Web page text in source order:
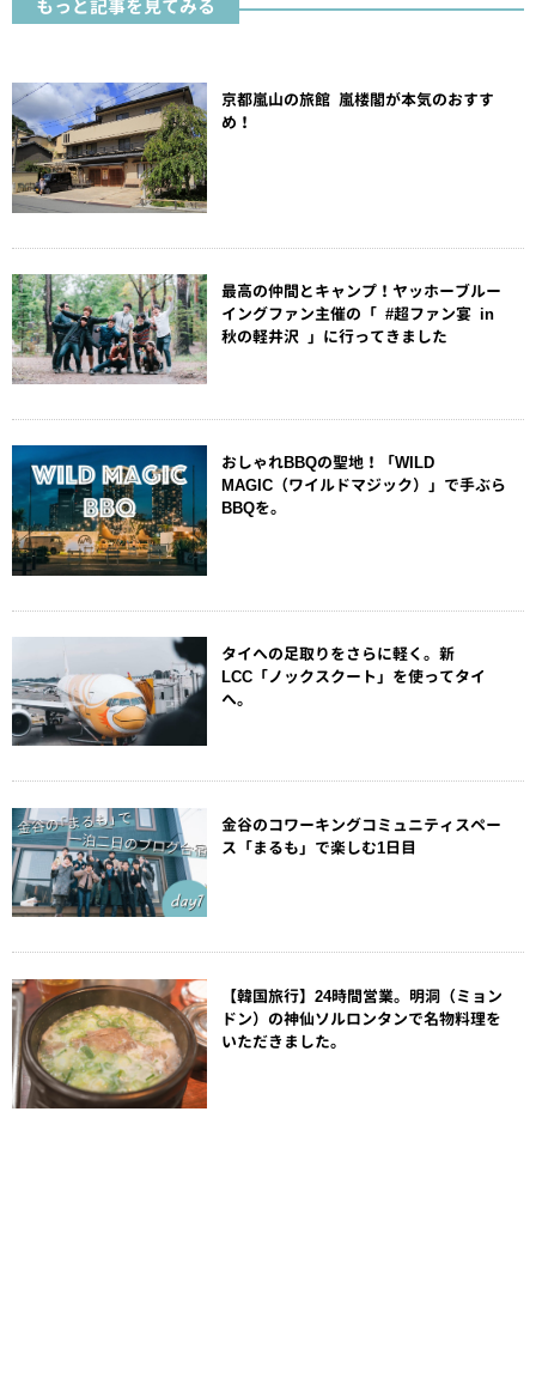
もっと記事を見てみる
京都嵐山の旅館 嵐楼閣が本気のおすす
め！
最高の仲間とキャンプ！ヤッホーブルー
イングファン主催の「 #超ファン宴 in
秋の軽井沢 」に行ってきました
おしゃれBBQの聖地！「WILD
MAGIC（ワイルドマジック）」で手ぶら
BBQを。
タイへの足取りをさらに軽く。新
LCC「ノックスクート」を使ってタイ
へ。
金谷のコワーキングコミュニティスペー
ス「まるも」で楽しむ1日目
【韓国旅行】24時間営業。明洞（ミョン
ドン）の神仙ソルロンタンで名物料理を
いただきました。